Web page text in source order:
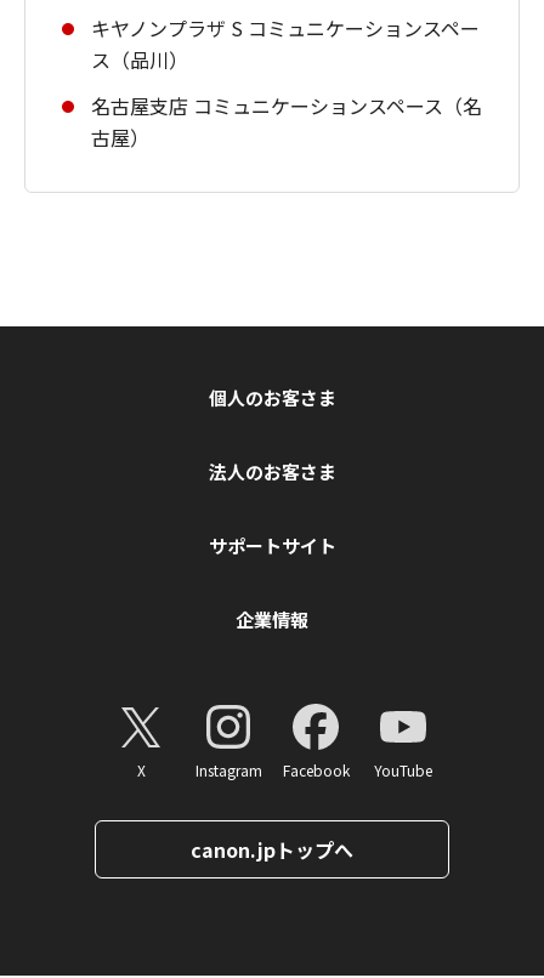
キヤノンプラザ S コミュニケーションスペー
ス（品川）
名古屋支店 コミュニケーションスペース（名
古屋）
個人のお客さま
法人のお客さま
サポートサイト
企業情報
X Instagram Facebook YouTube
canon.jpトップへ